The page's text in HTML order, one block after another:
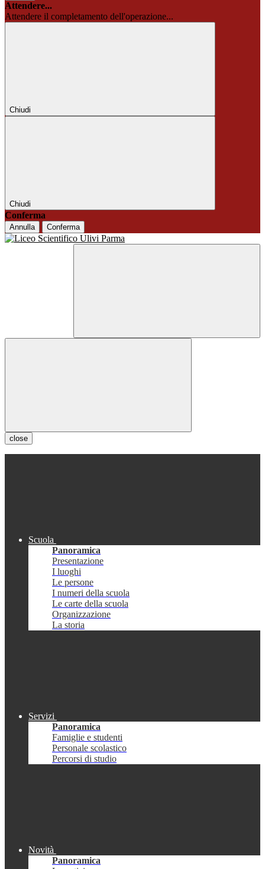
Attendere...
Attendere il completamento dell'operazione...
Chiudi
Chiudi
Conferma
Annulla Conferma
close
Scuola
Panoramica
Presentazione
I luoghi
Le persone
I numeri della scuola
Le carte della scuola
Organizzazione
La storia
Servizi
Panoramica
Famiglie e studenti
Personale scolastico
Percorsi di studio
Novità
Panoramica